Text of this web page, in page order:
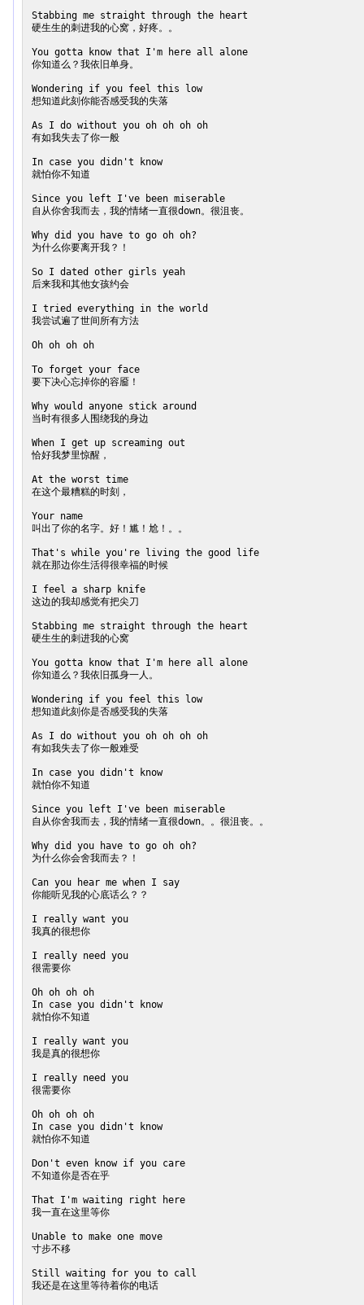
Stabbing me straight through the heart
硬生生的刺进我的心窝，好疼。。
You gotta know that I'm here all alone
你知道么？我依旧单身。
Wondering if you feel this low
想知道此刻你能否感受我的失落
As I do without you oh oh oh oh
有如我失去了你一般
In case you didn't know
就怕你不知道
Since you left I've been miserable
自从你舍我而去，我的情绪一直很down。很沮丧。
Why did you have to go oh oh?
为什么你要离开我？！
So I dated other girls yeah
后来我和其他女孩约会
I tried everything in the world
我尝试遍了世间所有方法
Oh oh oh oh
To forget your face
要下决心忘掉你的容靥！
Why would anyone stick around
当时有很多人围绕我的身边
When I get up screaming out
恰好我梦里惊醒，
At the worst time
在这个最糟糕的时刻，
Your name
叫出了你的名字。好！尴！尬！。。
That's while you're living the good life
就在那边你生活得很幸福的时候
I feel a sharp knife
这边的我却感觉有把尖刀
Stabbing me straight through the heart
硬生生的刺进我的心窝
You gotta know that I'm here all alone
你知道么？我依旧孤身一人。
Wondering if you feel this low
想知道此刻你是否感受我的失落
As I do without you oh oh oh oh
有如我失去了你一般难受
In case you didn't know
就怕你不知道
Since you left I've been miserable
自从你舍我而去，我的情绪一直很down。。很沮丧。。
Why did you have to go oh oh?
为什么你会舍我而去？！
Can you hear me when I say
你能听见我的心底话么？？
I really want you
我真的很想你
I really need you
很需要你
Oh oh oh oh
In case you didn't know
就怕你不知道
I really want you
我是真的很想你
I really need you
很需要你
Oh oh oh oh
In case you didn't know
就怕你不知道
Don't even know if you care
不知道你是否在乎
That I'm waiting right here
我一直在这里等你
Unable to make one move
寸步不移
Still waiting for you to call
我还是在这里等待着你的电话